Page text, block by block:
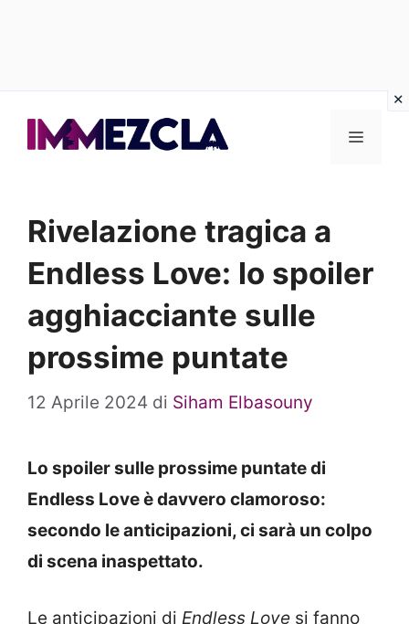
Menu
Rivelazione tragica a
Endless Love: lo spoiler
agghiacciante sulle
prossime puntate
12 Aprile 2024 di Siham Elbasouny
Lo spoiler sulle prossime puntate di
Endless Love è davvero clamoroso:
secondo le anticipazioni, ci sarà un colpo
di scena inaspettato.
Le anticipazioni di Endless Love si fanno